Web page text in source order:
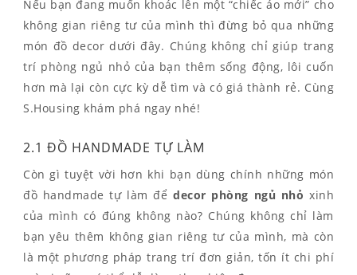
Nếu bạn đang muốn khoác lên một “chiếc áo mới” cho
không gian riêng tư của mình thì đừng bỏ qua những
món đồ decor dưới đây. Chúng không chỉ giúp trang
trí phòng ngủ nhỏ của bạn thêm sống động, lôi cuốn
hơn mà lại còn cực kỳ dễ tìm và có giá thành rẻ. Cùng
S.Housing khám phá ngay nhé!
2.1 ĐỒ HANDMADE TỰ LÀM
Còn gì tuyệt vời hơn khi bạn dùng chính những món
đồ handmade tự làm đểdecor phòng ngủ nhỏ xinh
của mình có đúng không nào? Chúng không chỉ làm
bạn yêu thêm không gian riêng tư của mình, mà còn
là một phương pháp trang trí đơn giản, tốn ít chi phí